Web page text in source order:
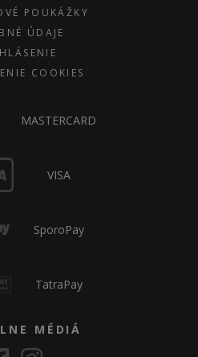
POUKÁŽKY
ÚDAJE
COOKIES
MASTERCARD
VISA
SporoPay
TatraPay
MÉDIÁ